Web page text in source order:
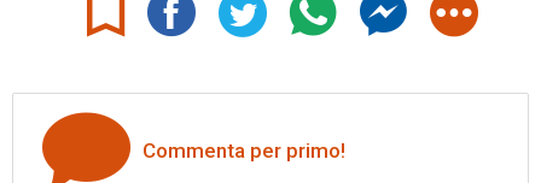
Commenta per primo!